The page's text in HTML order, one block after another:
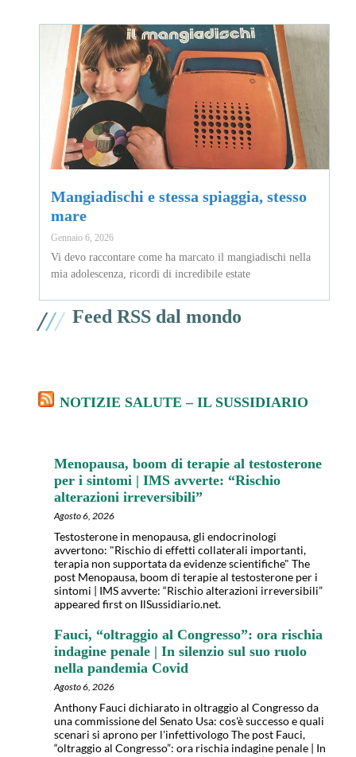
Mangiadischi e stessa spiaggia, stesso
mare
Gennaio 6, 2026
Vi devo raccontare come ha marcato il mangiadischi nella
mia adolescenza, ricordi di incredibile estate
/// Feed RSS dal mondo
NOTIZIE SALUTE – IL SUSSIDIARIO
Menopausa, boom di terapie al testosterone
per i sintomi | IMS avverte: “Rischio
alterazioni irreversibili”
Agosto 6, 2026
Testosterone in menopausa, gli endocrinologi
avvertono: "Rischio di effetti collaterali importanti,
terapia non supportata da evidenze scientifiche" The
post Menopausa, boom di terapie al testosterone per i
sintomi | IMS avverte: “Rischio alterazioni irreversibili”
appeared first on IlSussidiario.net.
Fauci, “oltraggio al Congresso”: ora rischia
indagine penale | In silenzio sul suo ruolo
nella pandemia Covid
Agosto 6, 2026
Anthony Fauci dichiarato in oltraggio al Congresso da
una commissione del Senato Usa: cos'è successo e quali
scenari si aprono per l'infettivologo The post Fauci,
“oltraggio al Congresso”: ora rischia indagine penale | In